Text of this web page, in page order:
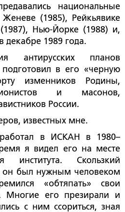
национальные
(1985), Рейкьявике
Нью-Йорке (1988) и,
декабре 1989 года.
антирусских планов
в его «черную
изменников Родины,
и масонов,
России.
известных мне.
в ИСКАН в 1980–
я видел его на месте
института. Скользкий
он был нужным человеком
«обтяпать» свои
Многие его презирали и
с ним ссориться, зная